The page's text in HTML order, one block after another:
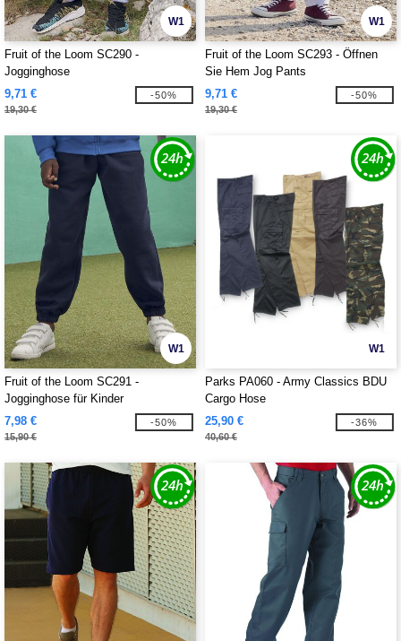
W1
Fruit of the Loom SC290 -
Jogginghose
9,71 €
19,30 €
-50%
W1
Fruit of the Loom SC293 - Öffnen
Sie Hem Jog Pants
9,71 €
19,30 €
-50%
W1
Fruit of the Loom SC291 -
Jogginghose für Kinder
7,98 €
15,90 €
-50%
W1
Parks PA060 - Army Classics BDU
Cargo Hose
25,90 €
40,60 €
-36%